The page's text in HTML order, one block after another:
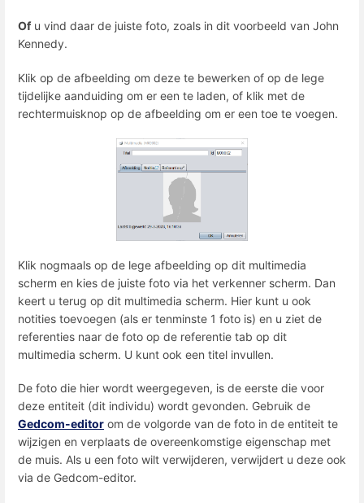
Ofu vind daar de juiste foto, zoals in dit voorbeeld van John
Kennedy.
Klik op de afbeelding om deze te bewerken of op de lege
tijdelijke aanduiding om er een te laden, of klik met de
rechtermuisknop op de afbeelding om er een toe te voegen.
Klik nogmaals op de lege afbeelding op dit multimedia
scherm en kies de juiste foto via het verkenner scherm. Dan
keert u terug op dit multimedia scherm. Hier kunt u ook
notities toevoegen (als er tenminste 1 foto is) en u ziet de
referenties naar de foto op de referentie tab op dit
multimedia scherm. U kunt ook een titel invullen.
De foto die hier wordt weergegeven, is de eerste die voor
deze entiteit (dit individu) wordt gevonden. Gebruik de
Gedcom-editor om de volgorde van de foto in de entiteit te
wijzigen en verplaats de overeenkomstige eigenschap met
de muis. Als u een foto wilt verwijderen, verwijdert u deze ook
via de Gedcom-editor.